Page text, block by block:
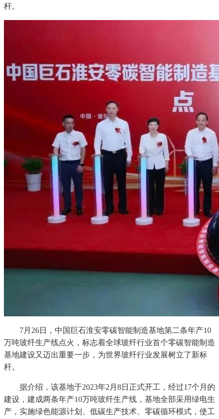
杆。
7月26日，中国巨石淮安零碳智能制造基地第二条年产10
万吨玻纤生产线点火，标志着全球玻纤行业首个零碳智能制造
基地建设又迈出重要一步，为世界玻纤行业发展树立了新标
杆。
据介绍，该基地于2023年2月8日正式开工，经过17个月的
建设，建成两条年产10万吨玻纤生产线，基地全部采用绿电生
产，实施绿色能源计划、低碳生产技术、零碳循环模式，使工